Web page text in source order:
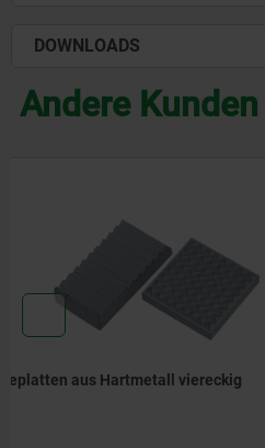
DOWNLOADS
Andere
Grippers, Werkzeugstahl,